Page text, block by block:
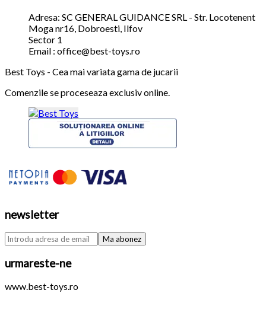
Adresa: SC GENERAL GUIDANCE SRL - Str. Locotenent
Moga nr16, Dobroesti, Ilfov
Sector 1
Email : office@best-toys.ro
Best Toys - Cea mai variata gama de jucarii
Comenzile se proceseaza exclusiv online.
newsletter
urmareste-ne
www.best-toys.ro